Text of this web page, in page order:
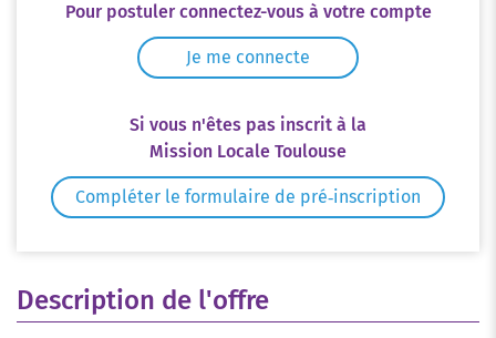
Description de l'offre
Pour postuler connectez-vous à votre compte
Je me connecte
Si vous n'êtes pas inscrit à la
Mission Locale Toulouse
Compléter le formulaire de pré‑inscription